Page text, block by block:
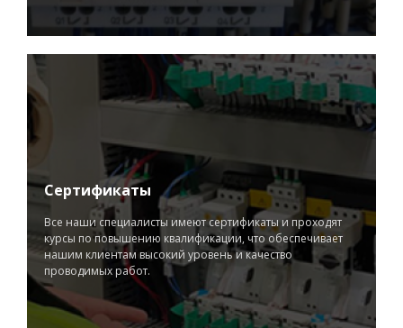
Сертификаты
Все наши специалисты имеют сертификаты и проходят
курсы по повышению квалификации, что обеспечивает
нашим клиентам высокий уровень и качество
проводимых работ.